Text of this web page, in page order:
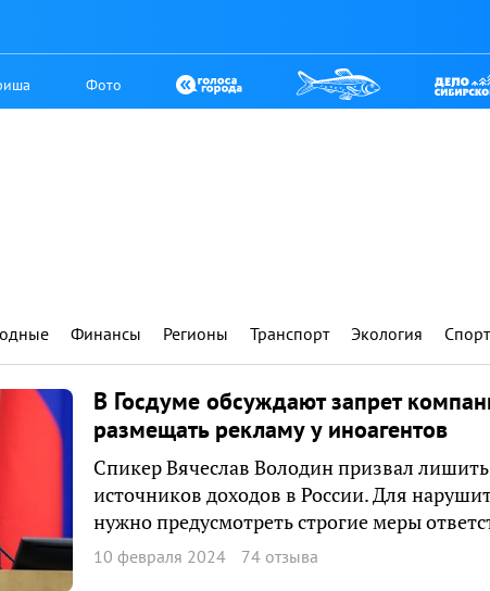
Фото
Финансы Регионы Транспорт Экология Спорт
В Госдуме обсуждают запрет
размещать рекламу у иноагентов
Спикер Вячеслав Володин призвал
источников доходов в России. Для
нужно предусмотреть строгие меры
10 февраля 2024 74 отзыва